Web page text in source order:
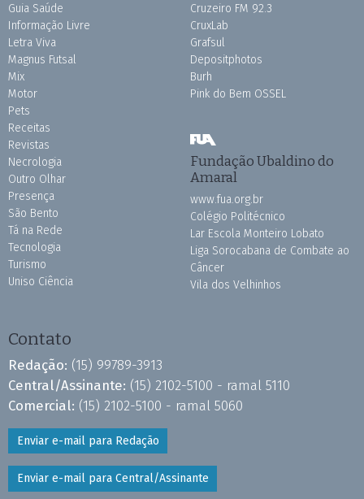
Guia Saúde
Informação Livre
Letra Viva
Magnus Futsal
Mix
Motor
Pets
Receitas
Revistas
Necrologia
Outro Olhar
Presença
São Bento
Tá na Rede
Tecnologia
Turismo
Uniso Ciência
Cruzeiro FM 92.3
CruxLab
Grafsul
Depositphotos
Burh
Pink do Bem OSSEL
Fundação Ubaldino do
Amaral
www.fua.org.br
Colégio Politécnico
Lar Escola Monteiro Lobato
Liga Sorocabana de Combate ao
Câncer
Vila dos Velhinhos
Contato
Redação: (15) 99789-3913
Central/Assinante: (15) 2102-5100 - ramal 5110
Comercial: (15) 2102-5100 - ramal 5060
Enviar e-mail para Redação
Enviar e-mail para Central/Assinante